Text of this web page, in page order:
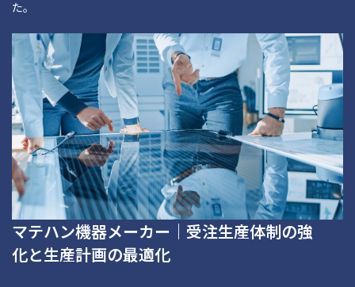
た。
マテハン機器メーカー｜受注生産体制の強
化と生産計画の最適化